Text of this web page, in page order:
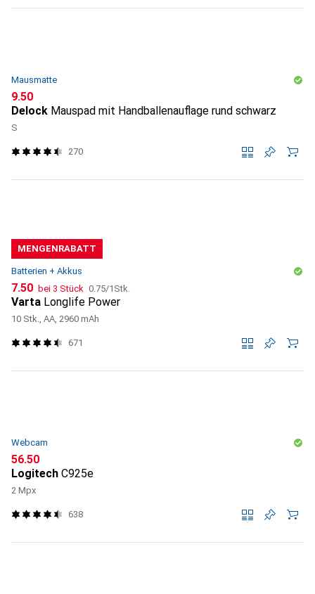
Mausmatte
CHF
9.50
Delock Mauspad mit Handballenauflage rund schwarz
S
270
MENGENRABATT
Batterien + Akkus
CHF
7.50 bei 3 Stück CHF
0.75/1Stk.
Varta Longlife Power
10 Stk., AA, 2960 mAh
671
Webcam
CHF
56.50
Logitech C925e
2 Mpx
638